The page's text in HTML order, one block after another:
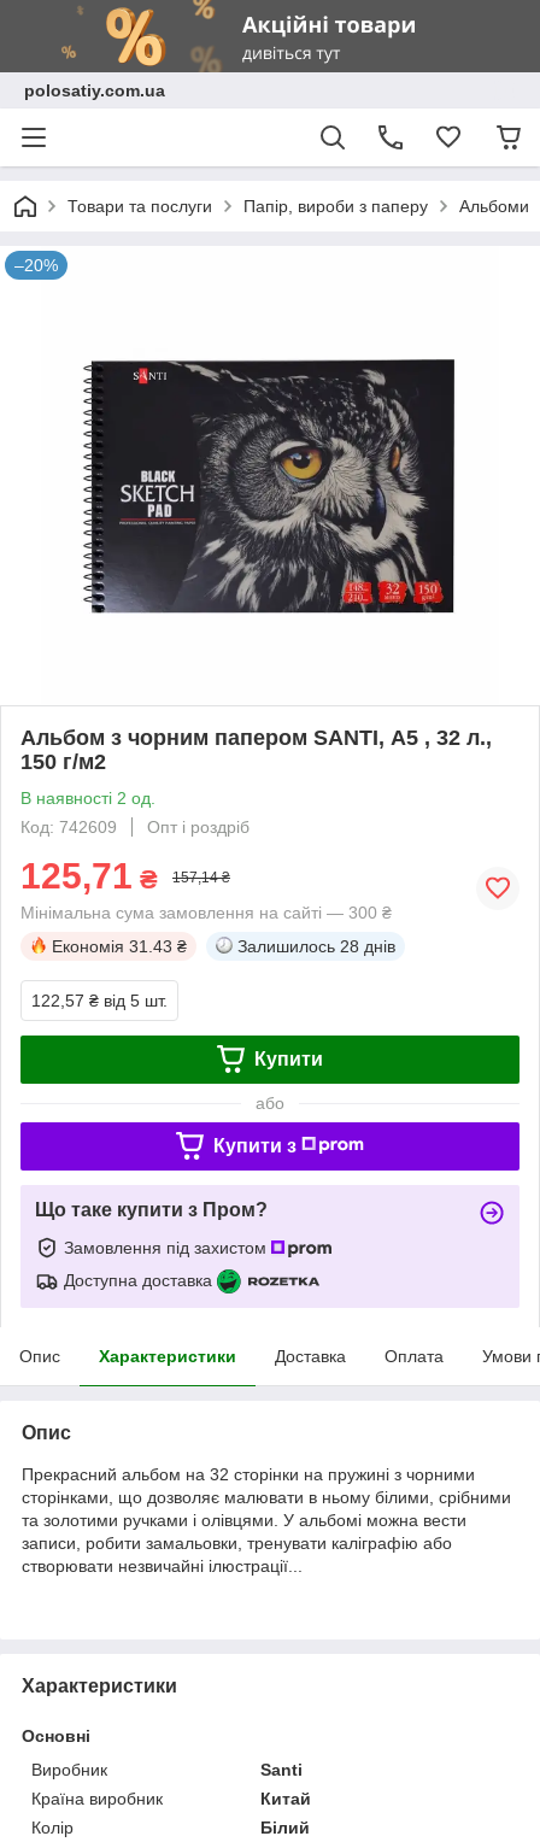
polosatiy.com.ua
Товари та послуги Папір, вироби з паперу Альбоми
–20%
Альбом з чорним папером SANTI, А5 , 32 л.,
150 г/м2
В наявності 2 од.
Код: 742609
Опт і роздріб
125,71 ₴ 157,14 ₴
Мінімальна сума замовлення на сайті — 300 ₴
Економія 31.43 ₴ Залишилось 28 днів
122,57 ₴ від 5 шт.
Купити
або
Купити з
Що таке купити з Пром?
Замовлення під захистом
Доступна доставка
Опис Характеристики Доставка Оплата Умови
Опис
Прекрасний альбом на 32 сторінки на пружині з чорними
сторінками, що дозволяє малювати в ньому білими, срібними
та золотими ручками і олівцями. У альбомі можна вести
записи, робити замальовки, тренувати каліграфію або
створювати незвичайні ілюстрації...
Характеристики
Основні
Виробник
Santi
Країна виробник
Китай
Колір
Білий